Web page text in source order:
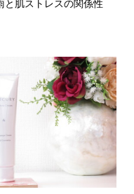
と肌ストレスの関係性